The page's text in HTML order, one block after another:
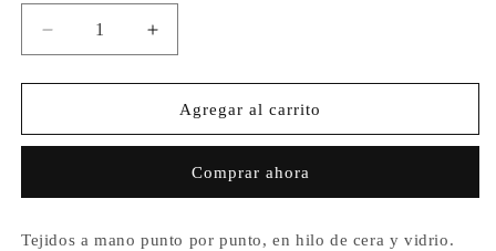
Reducir
cantidad
para
Ojito
Aumentar
cantidad
para
Anillo
Ojito
Mirror
Agregar al carrito
Comprar ahora
Tejidos a mano punto por punto, en hilo de cera y vidrio.